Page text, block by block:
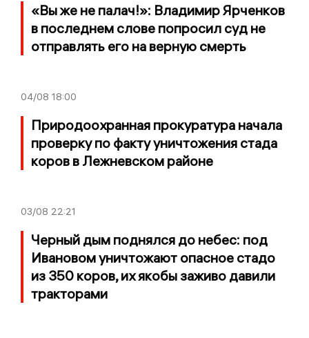
«Вы же не палач!»: Владимир Ярченков
в последнем слове попросил суд не
отправлять его на верную смерть
04/08 18:00
Природоохранная прокуратура начала
проверку по факту уничтожения стада
коров в Лежневском районе
03/08 22:21
Черный дым поднялся до небес: под
Ивановом уничтожают опасное стадо
из 350 коров, их якобы заживо давили
тракторами